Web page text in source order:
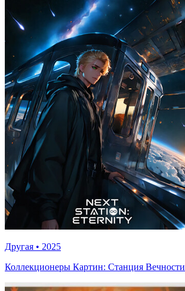
Другая • 2025
Коллекционеры Картин: Станция Вечности